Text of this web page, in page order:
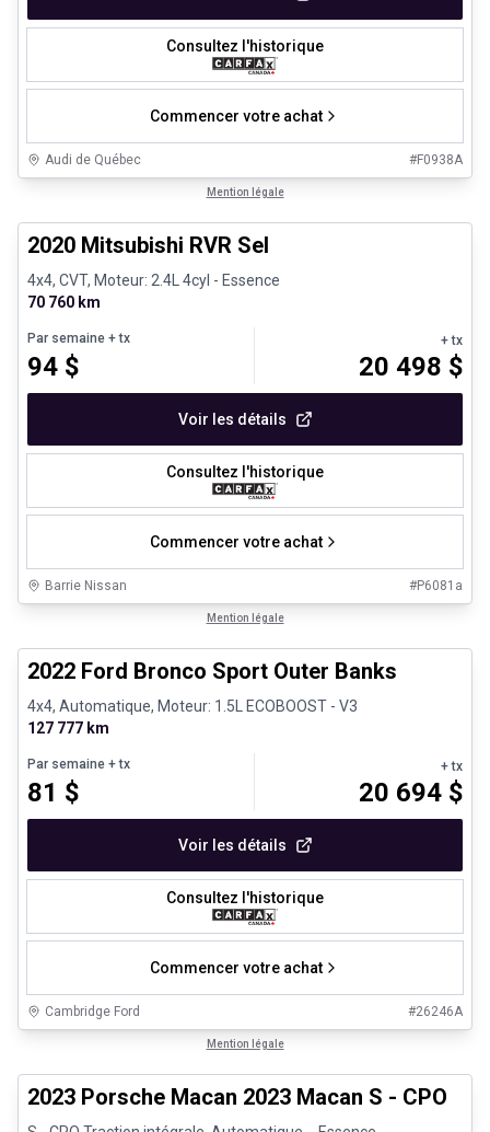
Consultez l'historique
Commencer votre achat
Audi de Québec #F0938A
Mention légale
Véhicules d'occasion certifiés
2020 Mitsubishi RVR Sel
4x4, CVT, Moteur: 2.4L 4cyl - Essence
70 760 km
Par semaine + tx
94 $
+ tx
20 498 $
Voir les détails
Consultez l'historique
Commencer votre achat
Barrie Nissan #P6081a
Mention légale
2022 Ford Bronco Sport Outer Banks
4x4, Automatique, Moteur: 1.5L ECOBOOST - V3
127 777 km
Par semaine + tx
81 $
+ tx
20 694 $
Voir les détails
Consultez l'historique
Commencer votre achat
Cambridge Ford #26246A
Mention légale
Véhicules d'occasion certifiés
2023 Porsche Macan 2023 Macan S - CPO